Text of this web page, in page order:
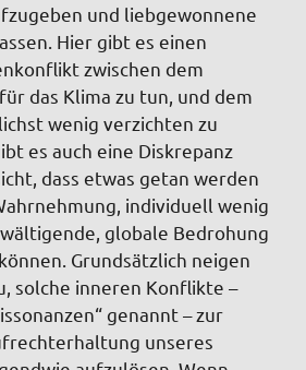
und liebgewonnene
Hier gibt es einen
zwischen dem
das Klima zu tun, und dem
wenig verzichten zu
es auch eine Diskrepanz
dass etwas getan werden
individuell wenig
globale Bedrohung
Grundsätzlich neigen
solche inneren Konflikte –
genannt – zur
unseres